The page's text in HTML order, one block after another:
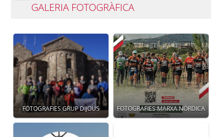
GALERIA FOTOGRÀFICA
FOTOGRAFIES GRUP DIJOUS FOTOGRAFIES MARXA NÒRDICA